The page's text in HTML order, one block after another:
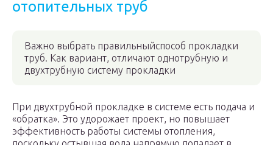
отопительных труб
Важно выбрать правильныйспособ прокладки
труб. Как вариант, отличают однотрубную и
двухтрубную систему прокладки
При двухтрубной прокладке в системе есть подача и
«обратка». Это удорожает проект, но повышает
эффективность работы системы отопления,